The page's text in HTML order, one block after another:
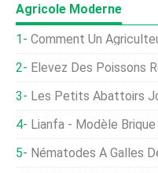
Agricole Moderne
Comment Un Agriculteur De Première
Élevez Des Poissons
Les Petits Abattoirs Jouent
Lianfa - Modèle Brique Résistante Aux
Nématodes À Galles Des Pois Et Des